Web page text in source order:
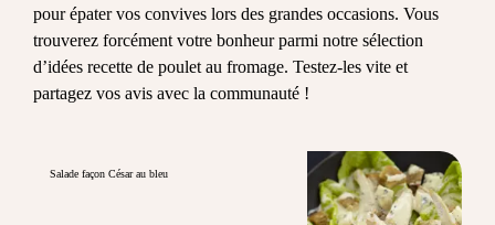
pour épater vos convives lors des grandes occasions. Vous
trouverez forcément votre bonheur parmi notre sélection
d’idées recette de poulet au fromage. Testez-les vite et
partagez vos avis avec la communauté !
Salade façon César au bleu